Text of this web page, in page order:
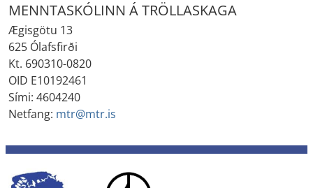
MENNTASKÓLINN Á TRÖLLASKAGA
Ægisgötu 13
625 Ólafsfirði
Kt. 690310-0820
OID E10192461
Sími: 4604240
Netfang: mtr@mtr.is